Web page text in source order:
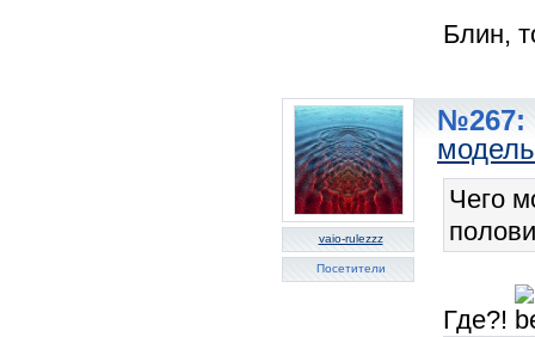
Блин,
vaio-rulezzz
Посетители
№267:
Чего
Где?!